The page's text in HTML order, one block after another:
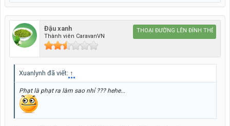
Đậu xanh
Thành viên CaravanVN
Caravan HUYỀN THOẠI ĐƯỜNG LÊN ĐỈNH THẾ GIỚI
Xuanlynh đã viết: ↑
Phạt là phạt ra làm sao nhỉ ??? hehe...